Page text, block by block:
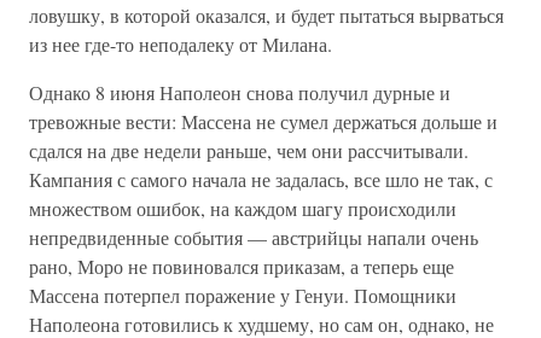
ловушку, в которой оказался, и будет пытаться вырваться
из нее где-то неподалеку от Милана.
Однако 8 июня Наполеон снова получил дурные и
тревожные вести: Массена не сумел держаться дольше и
сдался на две недели раньше, чем они рассчитывали.
Кампания с самого начала не задалась, все шло не так, с
множеством ошибок, на каждом шагу происходили
непредвиденные события — австрийцы напали очень
рано, Моро не повиновался приказам, а теперь еще
Массена потерпел поражение у Генуи. Помощники
Наполеона готовились к худшему, но сам он, однако, не